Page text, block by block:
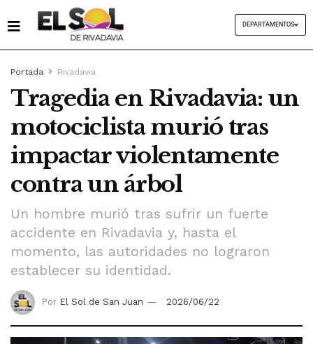
DEPARTAMENTOS
Portada Rivadavia
Tragedia en Rivadavia: un
motociclista murió tras
impactar violentamente
contra un árbol
Un hombre murió tras sufrir un fuerte
accidente en Rivadavia y, hasta el
momento, las autoridades no lograron
establecer su identidad.
Por El Sol de San Juan 2026/06/22